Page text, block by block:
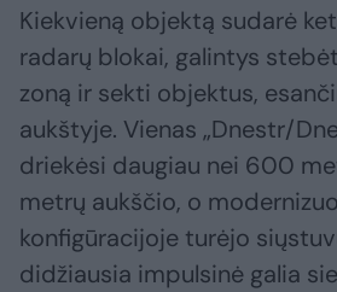
Kiekvieną objektą sudarė
radarų blokai, galintys
zoną ir sekti objektus,
aukštyje. Vienas „Dnestr/
driekėsi daugiau nei 600
metrų aukščio, o
konfigūracijoje turėjo
didžiausia impulsinė galia